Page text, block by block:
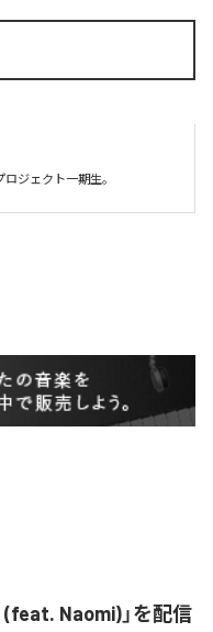
ジェクト一期生。
Naomi)」を配信